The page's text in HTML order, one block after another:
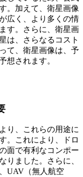
。加えて、衛星画像
広く、より多くの情
す。さらに、衛星画
は、さらなるコスト
て、衛星画像は、予
想されます。
り、これらの用途に
。これにより、ドロ
面で有利なコンポー
りました。さらに、
UAV（無人航空